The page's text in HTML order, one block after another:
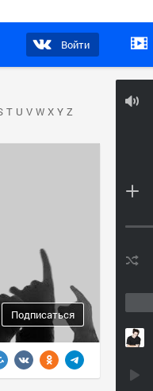
Войти
T U V W X Y Z
Подписаться